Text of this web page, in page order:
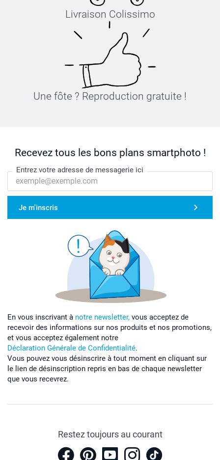
Livraison Colissimo
Une fôte ? Reproduction gratuite !
Recevez tous les bons plans smartphoto !
Entrez votre adresse de messagerie ici
Je m'inscris
En vous inscrivant à notre newsletter, vous acceptez de
recevoir des informations sur nos produits et nos promotions,
et vous acceptez également notre
Déclaration Générale de Confidentialité.
Vous pouvez vous désinscrire à tout moment en cliquant sur
le lien de désinscription repris en bas de chaque newsletter
que vous recevrez.
Restez toujours au courant